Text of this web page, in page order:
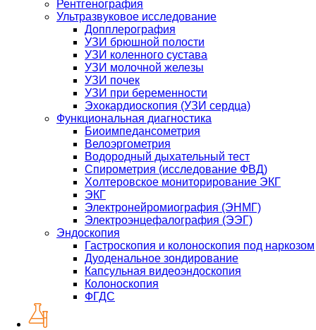
Рентгенография
Ультразвуковое исследование
Допплерография
УЗИ брюшной полости
УЗИ коленного сустава
УЗИ молочной железы
УЗИ почек
УЗИ при беременности
Эхокардиоскопия (УЗИ сердца)
Функциональная диагностика
Биоимпедансометрия
Велоэргометрия
Водородный дыхательный тест
Спирометрия (исследование ФВД)
Холтеровское мониторирование ЭКГ
ЭКГ
Электронейромиография (ЭНМГ)
Электроэнцефалография (ЭЭГ)
Эндоскопия
Гастроскопия и колоноскопия под наркозом
Дуоденальное зондирование
Капсульная видеоэндоскопия
Колоноскопия
ФГДС